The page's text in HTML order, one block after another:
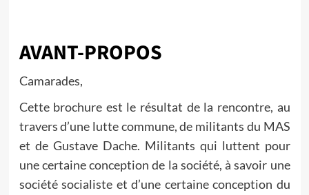
AVANT-PROPOS
Camarades,
Cette brochure est le résultat de la rencontre, au
travers d’une lutte commune, de militants du MAS
et de Gustave Dache. Militants qui luttent pour
une certaine conception de la société, à savoir une
société socialiste et d’une certaine conception du